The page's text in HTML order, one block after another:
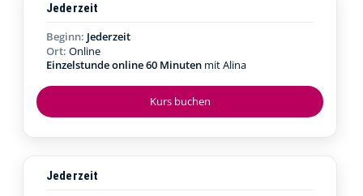
Kurs buchen
Jederzeit
Beginn: Jederzeit
Ort: Online
Einzelstunde online 60 Minuten mit Alina
Jederzeit